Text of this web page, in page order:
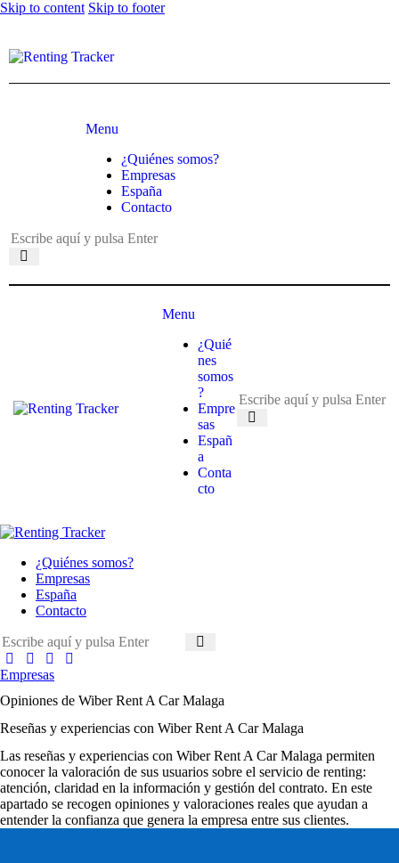
Skip to content Skip to footer
Menu
¿Quiénes somos?
Empresas
España
Contacto
Menu
¿Quié
nes
somos
?
Empre
sas
Españ
a
Conta
cto
¿Quiénes somos?
Empresas
España
Contacto
Empresas
Opiniones de Wiber Rent A Car Malaga
Reseñas y experiencias con Wiber Rent A Car Malaga
Las reseñas y experiencias con Wiber Rent A Car Malaga permiten
conocer la valoración de sus usuarios sobre el servicio de renting:
atención, claridad en la información y gestión del contrato. En este
apartado se recogen opiniones y valoraciones reales que ayudan a
entender la confianza que genera la empresa entre sus clientes.